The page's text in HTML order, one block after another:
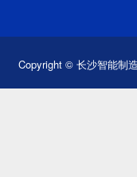
Copyright © 长沙智能制